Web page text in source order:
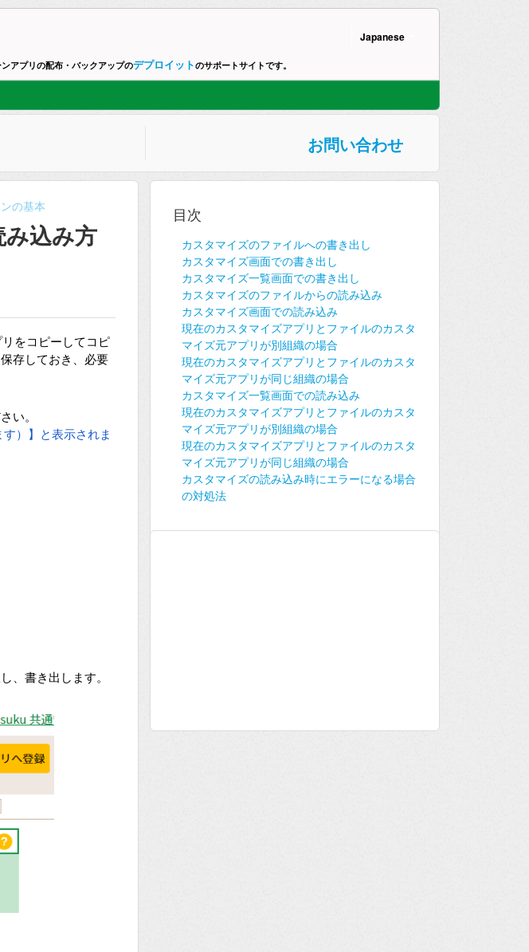
アプリの配布・バックアップのデプロイットのサポートサイトです。
Japanese
お問い合わせ
の基本
込み方
をコピーしてコピ
存しておき、必要
い。
）】と表示されま
、書き出します。
目次
カスタマイズのファイルへの書き出し
カスタマイズ画面での書き出し
カスタマイズ一覧画面での書き出し
カスタマイズのファイルからの読み込み
カスタマイズ画面での読み込み
現在のカスタマイズアプリとファイルのカスタ
マイズ元アプリが別組織の場合
現在のカスタマイズアプリとファイルのカスタ
マイズ元アプリが同じ組織の場合
カスタマイズ一覧画面での読み込み
現在のカスタマイズアプリとファイルのカスタ
マイズ元アプリが別組織の場合
現在のカスタマイズアプリとファイルのカスタ
マイズ元アプリが同じ組織の場合
カスタマイズの読み込み時にエラーになる場合
の対処法